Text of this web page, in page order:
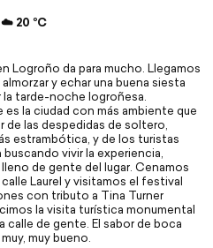
☁️ 20 °C
Logroño da para mucho. Llegamos
y echar una buena siesta
la tarde-noche logroñesa.
la ciudad con más ambiente que
de las despedidas de soltero,
estrambótica, y de los turistas
vivir la experiencia,
de gente del lugar. Cenamos
Laurel y visitamos el festival
con tributo a Tina Turner
la visita turística monumental
calle de gente. El sabor de boca
muy bueno.